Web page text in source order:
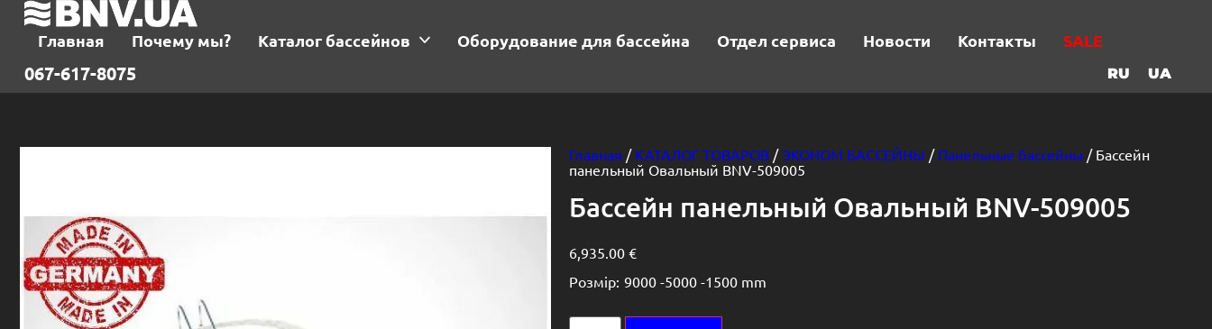
Главная Почему мы? Каталог бассейнов Оборудование для бассейна Отдел сервиса Новости Контакты SALE
067-617-8075 RU UA
Главная / КАТАЛОГ ТОВАРОВ /ЭКОНОМ БАССЕЙНЫ / Панельные бассейны / Бассейн
панельный Овальный BNV-509005
Бассейн панельный Овальный BNV-509005
6,935.00€
Розмір: 9000 -5000 -1500 mm